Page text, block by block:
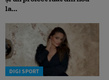
la...
DIGI SPORT